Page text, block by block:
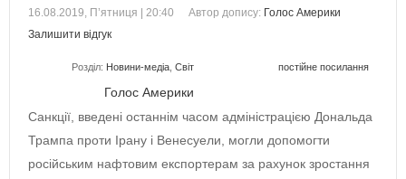
16.08.2019, П’ятниця | 20:40 Автор допису: Голос Америки
Залишити відгук
Розділ: Новини-медіа Світ постійне посилання
Голос Америки
Санкції, введені останнім часом адміністрацією Дональда
Трампа проти Ірану і Венесуели, могли допомогти
російським нафтовим експортерам за рахунок зростання